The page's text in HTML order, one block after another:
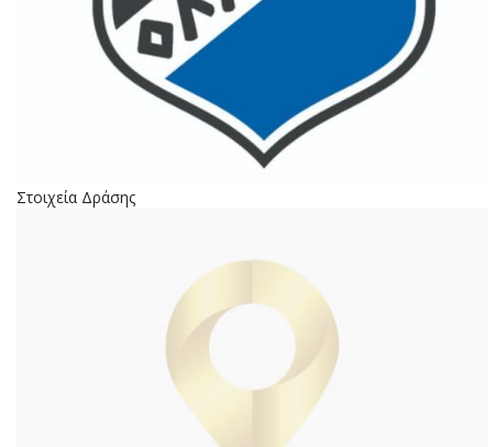
Στοιχεία Δράσης